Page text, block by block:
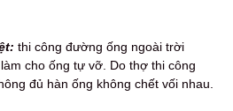
thi công đường ống ngoài trời
cho ống tự vỡ. Do thợ thi công
đủ hàn ống không chết vối nhau.